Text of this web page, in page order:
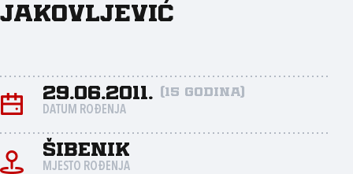
Jakovljević
29.06.2011. (15 godina)
DATUM ROĐENJA
Šibenik
MJESTO ROĐENJA